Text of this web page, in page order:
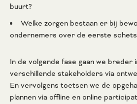
buurt?
Welke zorgen bestaan er bij
ondernemers over de eerste
In de volgende fase gaan we breder
verschillende stakeholders via
En vervolgens toetsen we de
plannen via offline en online